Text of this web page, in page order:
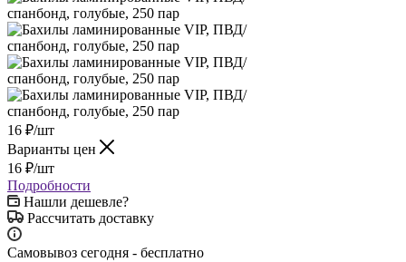
16 ₽/шт
Варианты цен
16 ₽/шт
Подробности
Нашли дешевле?
Рассчитать доставку
Самовывоз сегодня - бесплатно